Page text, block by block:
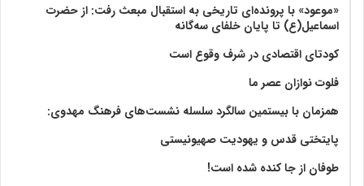
«موعود» با پرونده‌ای تاریخی به استقبال مبعث رفت: از حضرت
اسماعیل(ع) تا پایان خلفای سه‌گانه
کودتای اقتصادی در شرف وقوع است
فلوت نوازان عصر ما
همزمان با بیستمین سالگرد سلسله نشست‌های فرهنگ مهدوی:‌
پایتختی قدس و یهودیت صهیونیستی
طوفان از جا کنده شده است!